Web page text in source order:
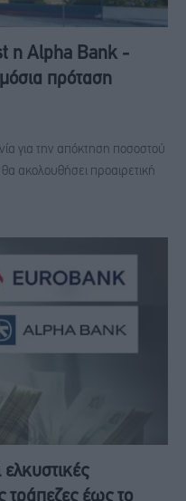
η Alpha Bank -
πρόταση
για την απόκτηση ποσοστού
ακολουθήσει προαιρετική
τράπεζες έως το